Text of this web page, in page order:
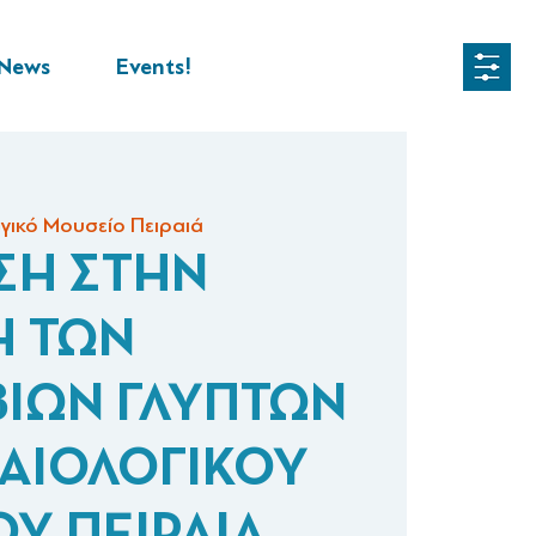
Events!
Μουσείο Πειραιά
ΣΤΗΝ
ΤΩΝ
ΓΛΥΠΤΩΝ